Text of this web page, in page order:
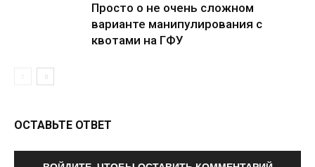
Просто о не очень сложном
варианте манипулирования с
квотами на ГФУ
ОСТАВЬТЕ ОТВЕТ